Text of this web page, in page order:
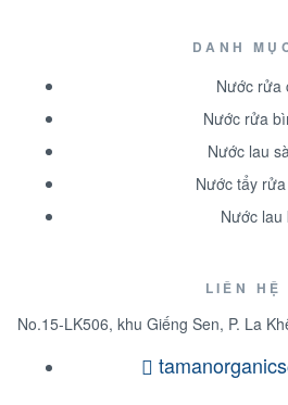
DANH
Nước rửa
Nước rửa
Nước lau
Nước tẩy
Nước lau
LIÊN HỆ
No.15-LK506, khu Giếng Sen, P. La